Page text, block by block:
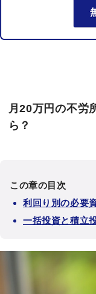
月20万円の不労
ら？
この章の目次
利回り別の必要
一括投資と積立